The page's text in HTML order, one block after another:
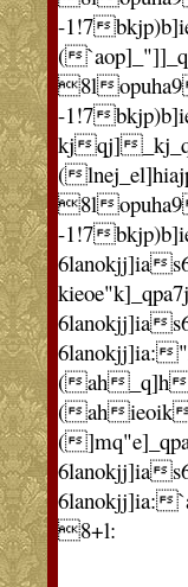
-1!7
(
8lopuha9
-1!7
kjqj]
(
8lopuha9
-1!7
6lanokjj]ia
6lanokjj]ia
6lanokjj]ia:
(ah_q]h
(ahieoik
(
6lanokjj]ia
6lanokjj]ia:
8+l: